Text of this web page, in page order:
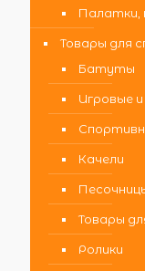
Палатки,
Товары для
Батуты
Игровые
Качели
Товары
Ролики